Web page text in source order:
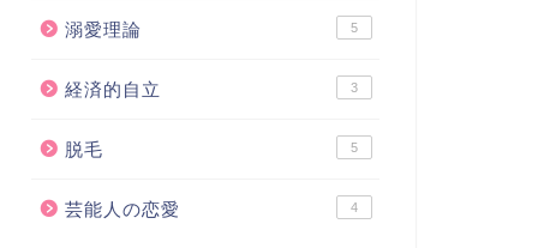
溺愛理論 5
経済的自立 3
脱毛 5
芸能人の恋愛 4